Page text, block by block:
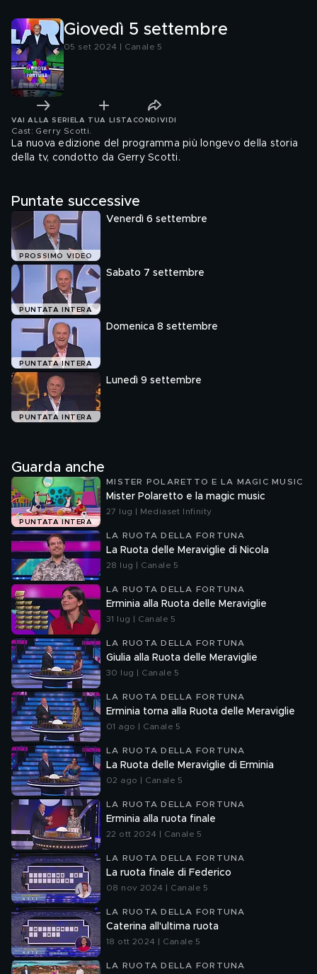
Giovedì 5 settembre
05 set 2024 | Canale 5
VAI ALLA SERIE LA TUA LISTA CONDIVIDI
Cast: Gerry Scotti
La nuova edizione del programma più longevo della storia
della tv, condotto da Gerry Scotti.
Puntate successive
PROSSIMO VIDEO
Venerdì 6 settembre
PUNTATA INTERA
Sabato 7 settembre
PUNTATA INTERA
Domenica 8 settembre
PUNTATA INTERA
Lunedì 9 settembre
Guarda anche
PUNTATA INTERA
MISTER POLARETTO E LA MAGIC MUSIC
Mister Polaretto e la magic music
27 lug | Mediaset Infinity
LA RUOTA DELLA FORTUNA
La Ruota delle Meraviglie di Nicola
28 lug | Canale 5
LA RUOTA DELLA FORTUNA
Erminia alla Ruota delle Meraviglie
31 lug | Canale 5
LA RUOTA DELLA FORTUNA
Giulia alla Ruota delle Meraviglie
30 lug | Canale 5
LA RUOTA DELLA FORTUNA
Erminia torna alla Ruota delle Meraviglie
01 ago | Canale 5
LA RUOTA DELLA FORTUNA
La Ruota delle Meraviglie di Erminia
02 ago | Canale 5
LA RUOTA DELLA FORTUNA
Erminia alla ruota finale
22 ott 2024 | Canale 5
LA RUOTA DELLA FORTUNA
La ruota finale di Federico
08 nov 2024 | Canale 5
LA RUOTA DELLA FORTUNA
Caterina all'ultima ruota
18 ott 2024 | Canale 5
LA RUOTA DELLA FORTUNA